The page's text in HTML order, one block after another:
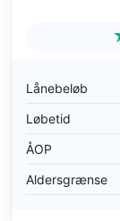
Lånebeløb
Løbetid
ÅOP
Aldersgrænse